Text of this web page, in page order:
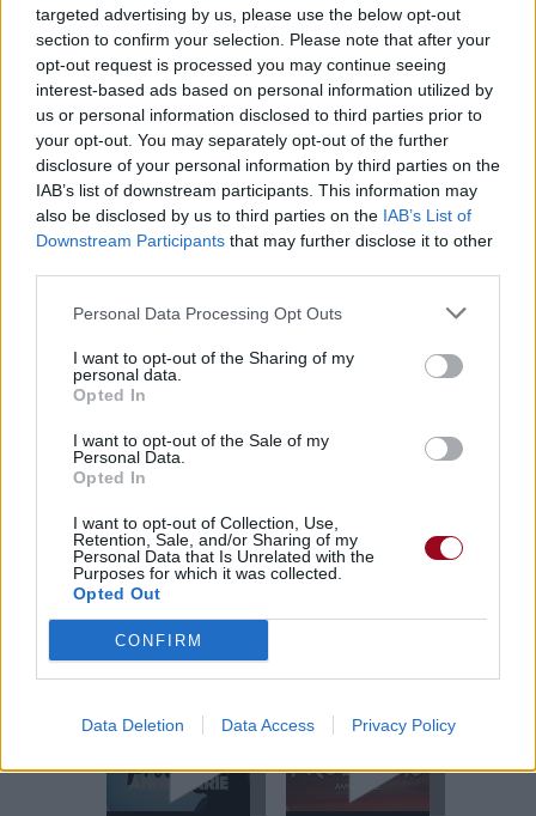
targeted advertising by us, please use the below opt-out
section to confirm your selection. Please note that after your
opt-out request is processed you may continue seeing
interest-based ads based on personal information utilized by
us or personal information disclosed to third parties prior to
your opt-out. You may separately opt-out of the further
disclosure of your personal information by third parties on the
IAB’s list of downstream participants. This information may
also be disclosed by us to third parties on the IAB’s List of
Downstream Participants that may further disclose it to other
Personal Data Processing Opt Outs
I want to opt-out of the Sharing of my
personal data.
Opted In
I want to opt-out of the Sale of my
Personal Data.
Opted In
I want to opt-out of Collection, Use,
Retention, Sale, and/or Sharing of my
Personal Data that Is Unrelated with the
Purposes for which it was collected.
Opted Out
CONFIRM
Data Deletion Data Access Privacy Policy
Albums : Problems [Single]
Paroles + Traduction Téléchargement
Vidéos
Commentaires
Pour prolonger le plaisir musical :
Télécharger légalement les MP3 sur
Télécharger légalement les MP3 ou trouver le CD sur
Trouver des vinyles et des CD sur
Trouver un instrument de musique ou une partition au
Paroles + Traduction Téléchargement
Commentaires
Voir la vidéo de «Problems»